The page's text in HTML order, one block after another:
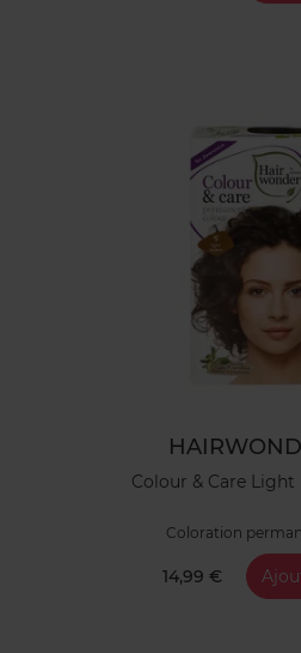
Colour & Care Light
Coloration
14,99 €